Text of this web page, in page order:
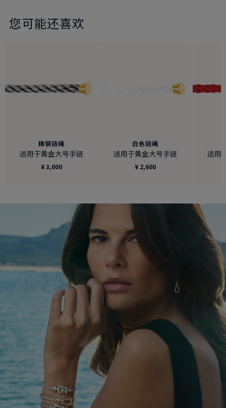
您可能还喜欢
精钢链绳
适用于黄金大号手链
¥ 3,000
白色链绳
适用于黄金大号手链
¥ 2,600
适用